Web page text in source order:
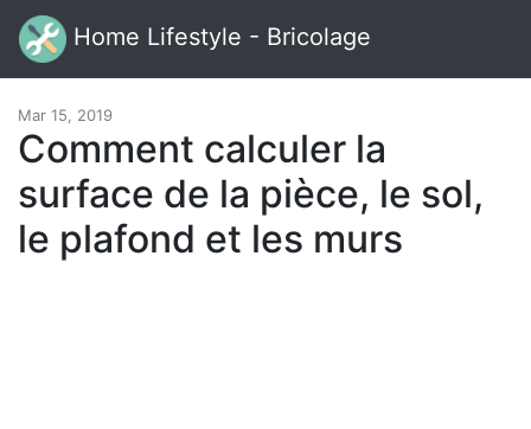
Home Lifestyle - Bricolage
Mar 15, 2019
Comment calculer la
surface de la pièce, le sol,
le plafond et les murs